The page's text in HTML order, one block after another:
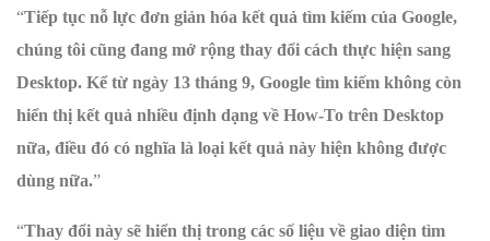
“Tiếp tục nỗ lực đơn giản hóa kết quả tìm kiếm của Google,
chúng tôi cũng đang mở rộng thay đổi cách thực hiện sang
Desktop. Kể từ ngày 13 tháng 9, Google tìm kiếm không còn
hiển thị kết quả nhiều định dạng về How-To trên Desktop
nữa, điều đó có nghĩa là loại kết quả này hiện không được
dùng nữa.”
“Thay đổi này sẽ hiển thị trong các số liệu về giao diện tìm